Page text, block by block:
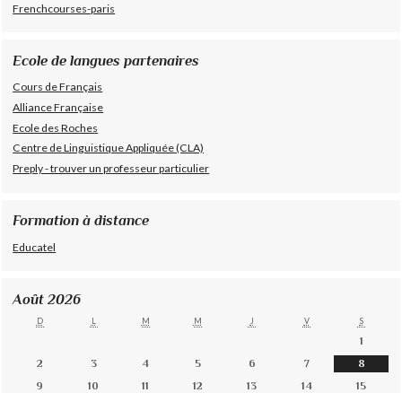
Frenchcourses-paris
Ecole de langues partenaires
Cours de Français
Alliance Française
Ecole des Roches
Centre de Linguistique Appliquée (CLA)
Preply - trouver un professeur particulier
Formation à distance
Educatel
Août 2026
D L M M J V S
1
2
3 4 5 6 7
8
9
10 11 12 13 14
15